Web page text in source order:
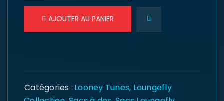
AJOUTER AU PANIER
Catégories : Looney Tunes, Loungefly